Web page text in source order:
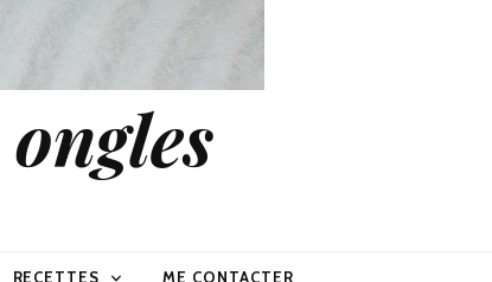
RECETTES ME CONTACTER